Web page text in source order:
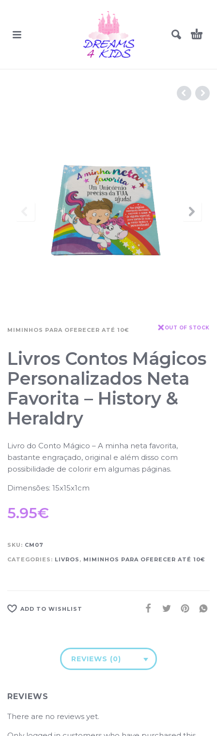
MIMINHOS PARA OFERECER ATÉ 10€ OUT OF STOCK
Livros Contos Mágicos
Personalizados Neta
Favorita – History &
Heraldry
Livro do Conto Mágico – A minha neta favorita,
bastante engraçado, original e além disso com
possibilidade de colorir em algumas páginas.
Dimensões: 15x15x1cm
5.95€
SKU: CM07
CATEGORIES: LIVROS , MIMINHOS PARA OFERECER ATÉ 10€
ADD TO WISHLIST
REVIEWS (0)
REVIEWS
There are no reviews yet.